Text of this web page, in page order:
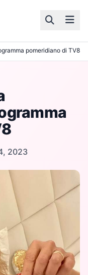
pomeridiano di TV8
2023